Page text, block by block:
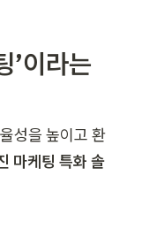
’이라는
성을 높이고 환
마케팅 특화 솔